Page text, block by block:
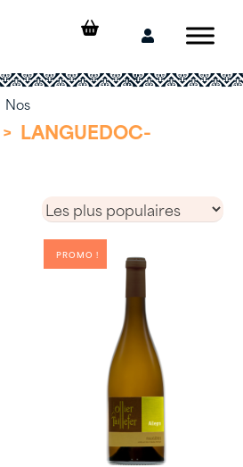
Mon
Nos
> LANGUEDOC-
PROMO !